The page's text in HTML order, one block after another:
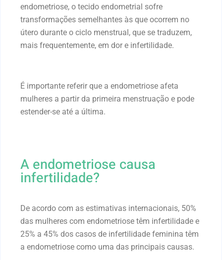
endometriose, o tecido endometrial sofre
transformações semelhantes às que ocorrem no
útero durante o ciclo menstrual, que se traduzem,
mais frequentemente, em dor e infertilidade.
É importante referir que a endometriose afeta
mulheres a partir da primeira menstruação e pode
estender-se até a última.
A endometriose causa
infertilidade?
De acordo com as estimativas internacionais, 50%
das mulheres com endometriose têm infertilidade e
25% a 45% dos casos de infertilidade feminina têm
a endometriose como uma das principais causas.